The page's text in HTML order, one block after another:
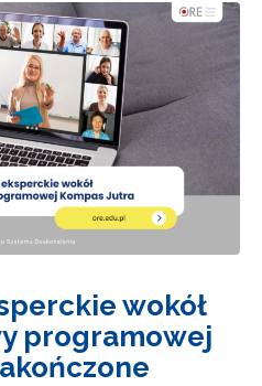
wokół
programowej